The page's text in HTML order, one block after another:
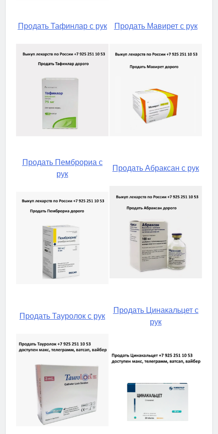
Продать Тафинлар с рук Продать Мавирет с рук
Продать Пемброриа с
рук
Продать Абраксан с рук
Продать Тауролок с рук
Продать Цинакальцет с
рук